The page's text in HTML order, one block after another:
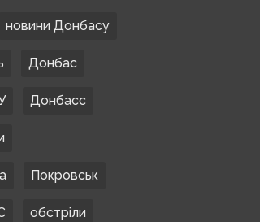
новини Донбасу
Донбас
Донбасс
Покровськ
обстріли